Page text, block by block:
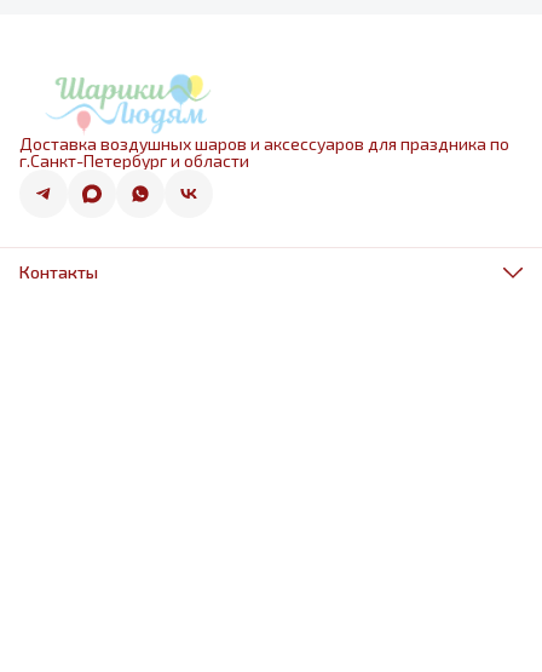
Доставка воздушных шаров и аксессуаров для праздника по
г.Санкт-Петербург и области
Контакты